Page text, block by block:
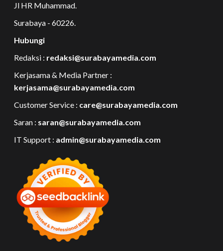
Jl HR Muhammad.
Surabaya - 60226.
Hubungi
Redaksi : redaksi@surabayamedia.com
Kerjasama & Media Partner :
kerjasama@surabayamedia.com
Customer Service : care@surabayamedia.com
Saran : saran@surabayamedia.com
IT Support : admin@surabayamedia.com